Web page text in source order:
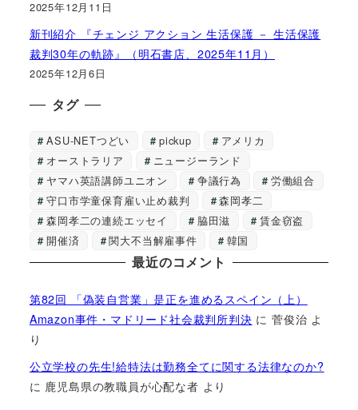
2025年12月11日
新刊紹介 『チェンジ アクション 生活保護 － 生活保護
裁判30年の軌跡』（明石書店、2025年11月）
2025年12月6日
タグ
ASU-NETつどい pickup
アメリカ
オーストラリア
ニュージーランド
ヤマハ英語講師ユニオン
争議行為
労働組合
守口市学童保育雇い止め裁判
森岡孝二
森岡孝二の連続エッセイ
脇田滋
賃金窃盗
開催済
関大不当解雇事件 韓国
最近のコメント
第82回 「偽装自営業」是正を進めるスペイン（上）
Amazon事件・マドリード社会裁判所判決 に菅俊治 よ
り
公立学校の先生!給特法は勤務全てに関する法律なのか?
に 鹿児島県の教職員が心配な者 より